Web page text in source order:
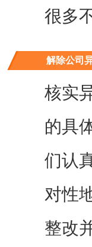
很多
解除公司
核实
的具
们认
对性
整改